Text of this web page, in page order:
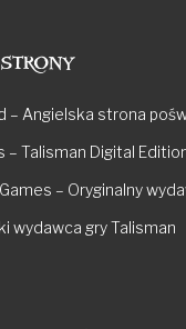
strony
– Angielska strona
– Talisman Digital
– Oryginalny
wydawca gry Talisman